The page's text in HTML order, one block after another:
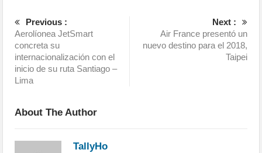
Previous :
Aerolíonea JetSmart
concreta su
internacionalización con el
inicio de su ruta Santiago –
Lima
Next :
Air France presentó un
nuevo destino para el 2018,
Taipei
About The Author
TallyHo